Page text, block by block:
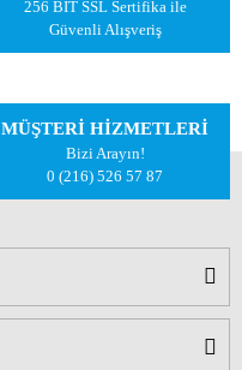
256 BIT SSL Sertifika ile
Güvenli Alışveriş
MÜŞTERİ HİZMETLERİ
Bizi Arayın!
0 (216) 526 57 87